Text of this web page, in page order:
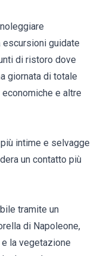
escursioni guidate
di ristoro dove
giornata di totale
e altre
intime e selvagge
un contatto più
tramite un
di Napoleone,
la vegetazione